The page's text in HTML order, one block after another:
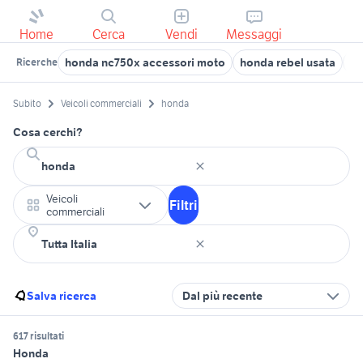
Home Cerca Vendi Messaggi
Ricerche honda nc750x accessori moto honda rebel usata
Subito Veicoli commerciali honda
Cosa cerchi?
Veicoli
commerciali
Filtri
Salva ricerca Dal più recente
617 risultati
Honda